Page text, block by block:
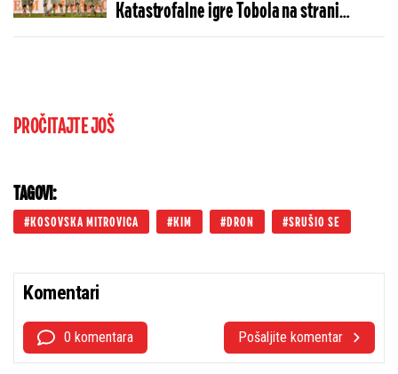
Katastrofalne igre Tobola na strani
ulivaju samopouzdanje Partizanu
PROČITAJTE JOŠ
TAGOVI:
KOSOVSKA MITROVICA KIM DRON SRUŠIO SE
Komentari
0 komentara Pošaljite komentar